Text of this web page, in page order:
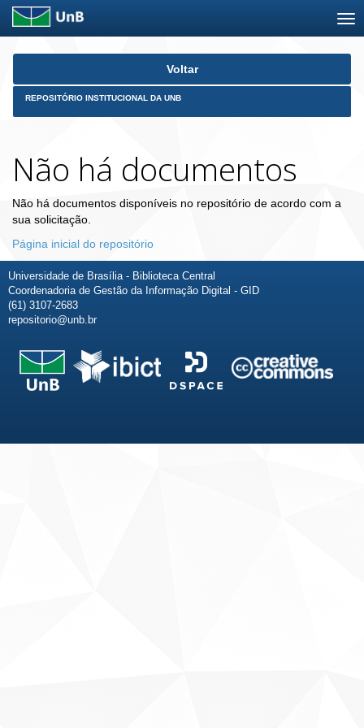
Skip
Voltar
REPOSITÓRIO INSTITUCIONAL DA UNB
Não há documentos
Não há documentos disponíveis no repositório de acordo com a
sua solicitação.
Página inicial do repositório
Universidade de Brasília - Biblioteca Central
Coordenadoria de Gestão da Informação Digital - GID
(61) 3107-2683
repositorio@unb.br